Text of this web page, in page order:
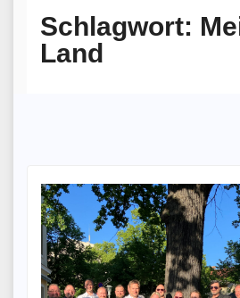
Schlagwort:
Land